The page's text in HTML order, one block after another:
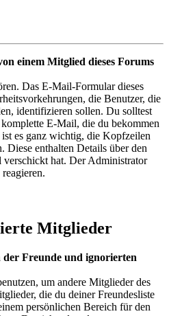
einem Mitglied dieses Forums
Das E-Mail-Formular dieses
die Benutzer, die
identifizieren sollen. Du solltest
E-Mail, die du bekommen
es ganz wichtig, die Kopfzeilen
Diese enthalten Details über den
hat. Der Administrator
Mitglieder
der Freunde und ignorierten
um andere Mitglieder des
die du deiner Freundesliste
persönlichen Bereich für den